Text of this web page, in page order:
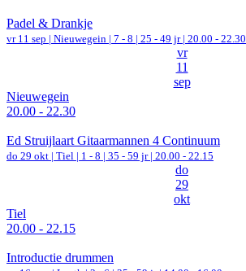
Padel & Drankje
vr 11 sep | Nieuwegein | 7 - 8 | 25 - 49 jr | 20.00 - 22.30
vr
11
sep
Nieuwegein
20.00 - 22.30
Ed Struijlaart Gitaarmannen 4 Continuum
do 29 okt | Tiel | 1 - 8 | 35 - 59 jr | 20.00 - 22.15
do
29
okt
Tiel
20.00 - 22.15
Introductie drummen